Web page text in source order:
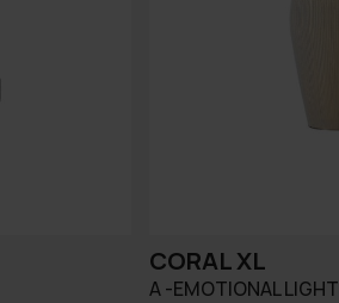
CORAL XL
A -EMOTIONAL LIGHT